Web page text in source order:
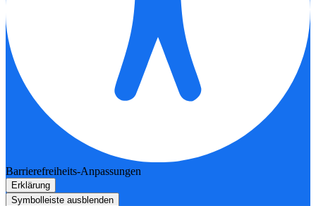
Barrierefreiheits-Anpassungen
Erklärung
Symbolleiste ausblenden